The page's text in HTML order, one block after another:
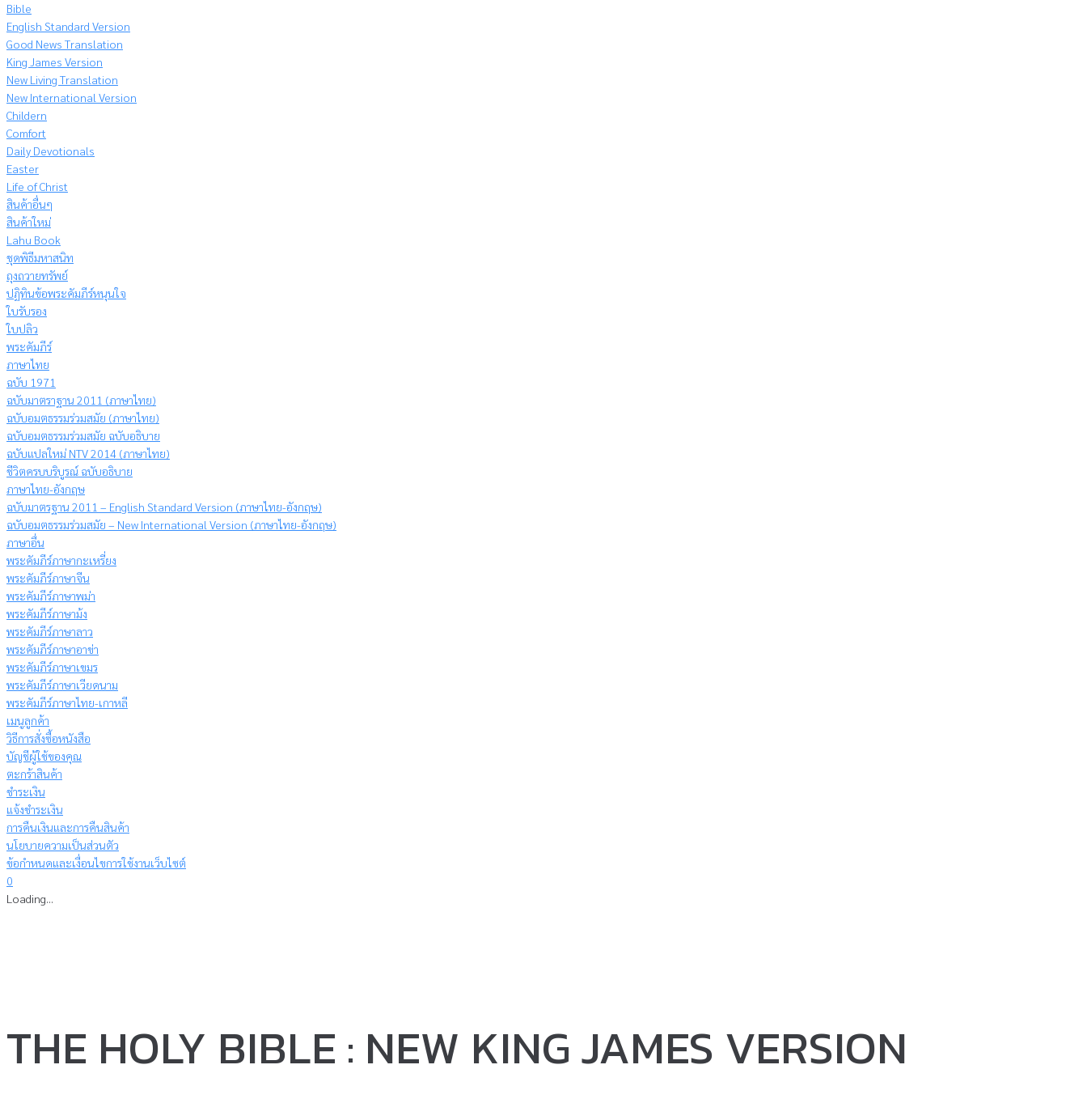
Bible
English Standard Version
Good News Translation
King James Version
New Living Translation
New International Version
Childern
Comfort
Daily Devotionals
Easter
Life of Christ
สินค้าอื่นๆ
สินค้าใหม่
Lahu Book
ชุดพิธีมหาสนิท
ถุงถวายทรัพย์
ปฏิทินข้อพระคัมภีร์หนุนใจ
ใบรับรอง
ใบปลิว
พระคัมภีร์
ภาษาไทย
ฉบับ 1971
ฉบับมาตราฐาน 2011 (ภาษาไทย)
ฉบับอมตธรรมร่วมสมัย (ภาษาไทย)
ฉบับอมตธรรมร่วมสมัย ฉบับอธิบาย
ฉบับแปลใหม่ NTV 2014 (ภาษาไทย)
ชีวิตครบบริบูรณ์ ฉบับอธิบาย
ภาษาไทย-อังกฤษ
ฉบับมาตรฐาน 2011 – English Standard Version (ภาษาไทย-อังกฤษ)
ฉบับอมตธรรมร่วมสมัย – New International Version (ภาษาไทย-อังกฤษ)
ภาษาอื่น
พระคัมภีร์ภาษากะเหรี่ยง
พระคัมภีร์ภาษาจีน
พระคัมภีร์ภาษาพม่า
พระคัมภีร์ภาษาม้ง
พระคัมภีร์ภาษาลาว
พระคัมภีร์ภาษาอาข่า
พระคัมภีร์ภาษาเขมร
พระคัมภีร์ภาษาเวียดนาม
พระคัมภีร์ภาษาไทย-เกาหลี
เมนูลูกค้า
วิธีการสั่งซื้อหนังสือ
บัญชีผู้ใช้ของคุณ
ตะกร้าสินค้า
ชำระเงิน
แจ้งชำระเงิน
การคืนเงินและการคืนสินค้า
นโยบายความเป็นส่วนตัว
ข้อกำหนดและเงื่อนไขการใช้งานเว็บไซต์
0
Loading...
THE HOLY BIBLE : NEW KING JAMES VERSION